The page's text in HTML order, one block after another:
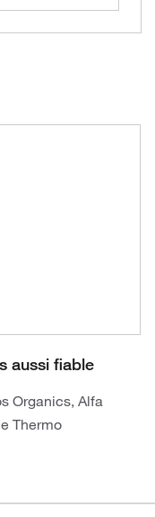
aussi fiable
Organics, Alfa
Thermo